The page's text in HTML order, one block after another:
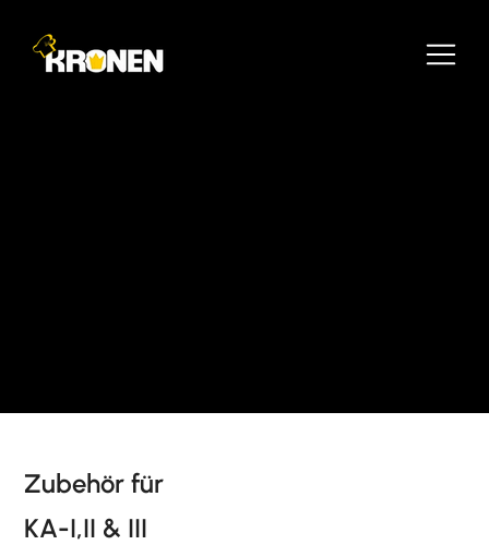
Zubehör für
KA-I,II & III